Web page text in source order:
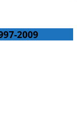
2009